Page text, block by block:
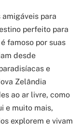
para
perfeito para
famoso por suas
desde
e
Zelândia
ao ar livre, como
e muito mais,
explorem e vivam